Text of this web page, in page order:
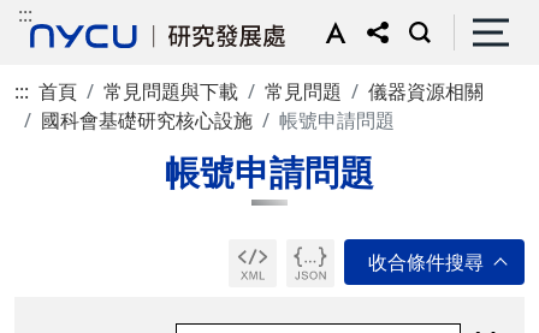
:::
::: 首頁 常見問題與下載 常見問題
儀器資源相關
國科會基礎研究核心設施
帳號申請問題
帳號申請問題